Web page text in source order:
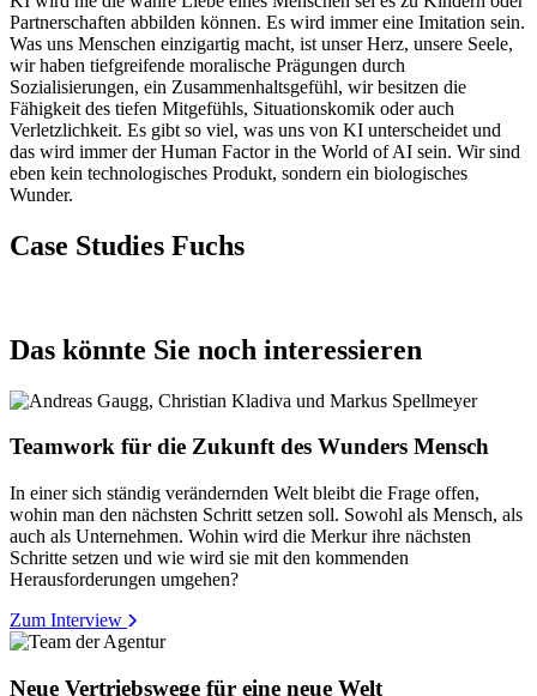
Partnerschaften abbilden können. Es wird immer eine Imitation sein.
Was uns Menschen einzigartig macht, ist unser Herz, unsere Seele,
wir haben tiefgreifende moralische Prägungen durch
Sozialisierungen, ein Zusammenhaltsgefühl, wir besitzen die
Fähigkeit des tiefen Mitgefühls, Situationskomik oder auch
Verletzlichkeit. Es gibt so viel, was uns von KI unterscheidet und
das wird immer der Human Factor in the World of AI sein. Wir sind
eben kein technologisches Produkt, sondern ein biologisches
Wunder.
Case Studies Fuchs
Das könnte Sie noch interessieren
Teamwork für die Zukunft des Wunders Mensch
In einer sich ständig verändernden Welt bleibt die Frage offen,
wohin man den nächsten Schritt setzen soll. Sowohl als Mensch, als
auch als Unternehmen. Wohin wird die Merkur ihre nächsten
Schritte setzen und wie wird sie mit den kommenden
Herausforderungen umgehen?
Zum Interview
Neue Vertriebswege für eine neue Welt